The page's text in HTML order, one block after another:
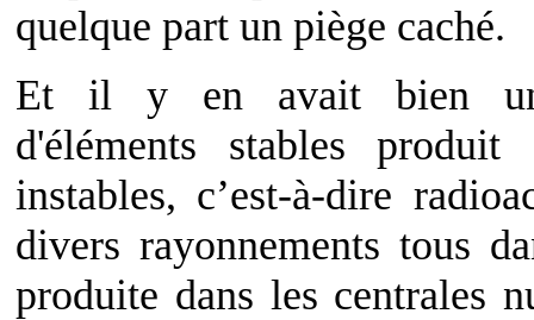
quelque part un piège caché.
Et il y en avait bien
d'éléments stables produit
instables, c’est-à-dire
divers rayonnements tous
produite dans les centrales